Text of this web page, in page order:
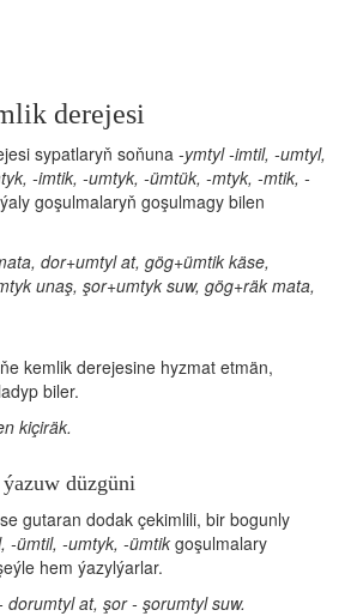
derejesi
sypatlaryň soňuna -ymtyl -imtil, -umtyl,
-imtik, -umtyk, -ümtük, -mtyk, -mtik, -
ýaly goşulmalaryň goşulmagy bilen
dor+umtyl at, gög+ümtik käse,
unaş, şor+umtyk suw, gög+räk mata,
kemlik derejesine hyzmat etmän,
biler.
kiçiräk.
düzgüni
gutaran dodak çekimlili, bir bogunly
-ümtil, -umtyk, -ümtik goşulmalary
hem ýazylýarlar.
dorumtyl at, şor - şorumtyl suw.